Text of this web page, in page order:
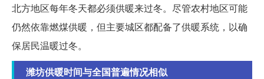
北方地区每年冬天都必须供暖来过冬。尽管农村地区可能
仍然依靠燃煤供暖，但主要城区都配备了供暖系统，以确
保居民温暖过冬。
潍坊供暖时间与全国普遍情况相似